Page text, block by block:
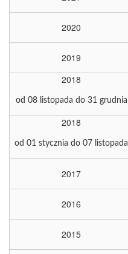
2020
2019
2018
od 08 listopada do 31 grudnia
2018
od 01 stycznia do 07 listopada
2017
2016
2015